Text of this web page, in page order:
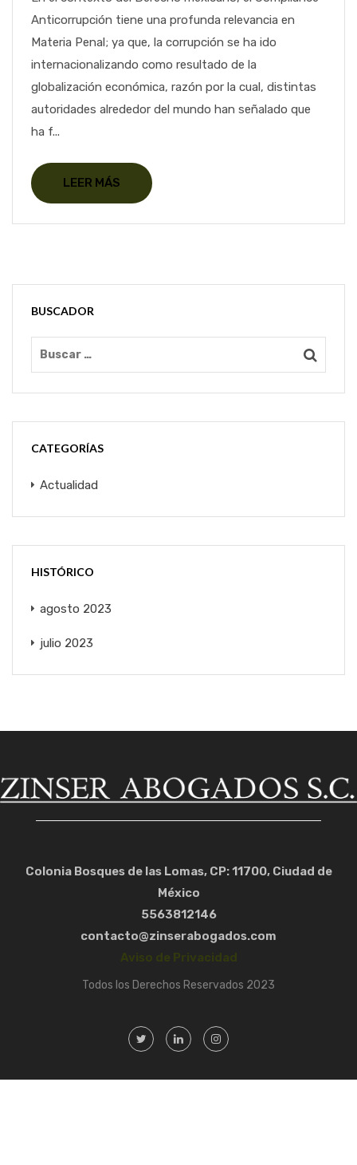
Anticorrupción tiene una profunda relevancia en
Materia Penal; ya que, la corrupción se ha ido
internacionalizando como resultado de la
globalización económica, razón por la cual, distintas
autoridades alrededor del mundo han señalado que
ha f...
LEER MÁS
BUSCADOR
CATEGORÍAS
Actualidad
HISTÓRICO
agosto 2023
julio 2023
Colonia Bosques de las Lomas, CP: 11700, Ciudad de
México
5563812146
contacto@zinserabogados.com
Aviso de Privacidad
Todos los Derechos Reservados 2023